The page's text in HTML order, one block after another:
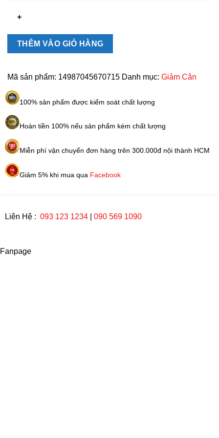
nặng
Hofutsu
Kracie
62
Bản
số
lượng
THÊM VÀO GIỎ HÀNG
Mã sản phẩm: 14987045670715 Danh mục: Giảm Cân
100% sản phẩm được kiểm soát chất lượng
Hoàn tiền 100% nếu sản phẩm kém chất lượng
Miễn phí vận chuyển đơn hàng trên 300.000đ nội thành HCM
Giảm 5% khi mua qua Facebook
Liên Hệ : 093 123 1234 090 569 1090
Fanpage